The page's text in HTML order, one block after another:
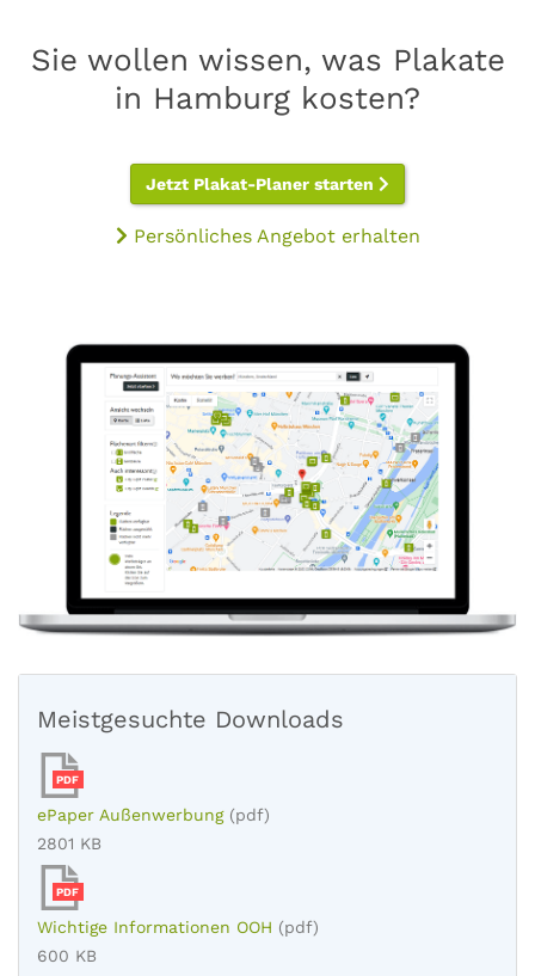
Sie wollen wissen, was Plakate
in Hamburg kosten?
Jetzt Plakat-Planer starten
Persönliches Angebot erhalten
Meistgesuchte Downloads
PDF
ePaper Außenwerbung (pdf)
2801 KB
PDF
Wichtige Informationen OOH (pdf)
600 KB